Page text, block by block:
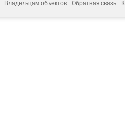
Владельцам объектов Обратная связь